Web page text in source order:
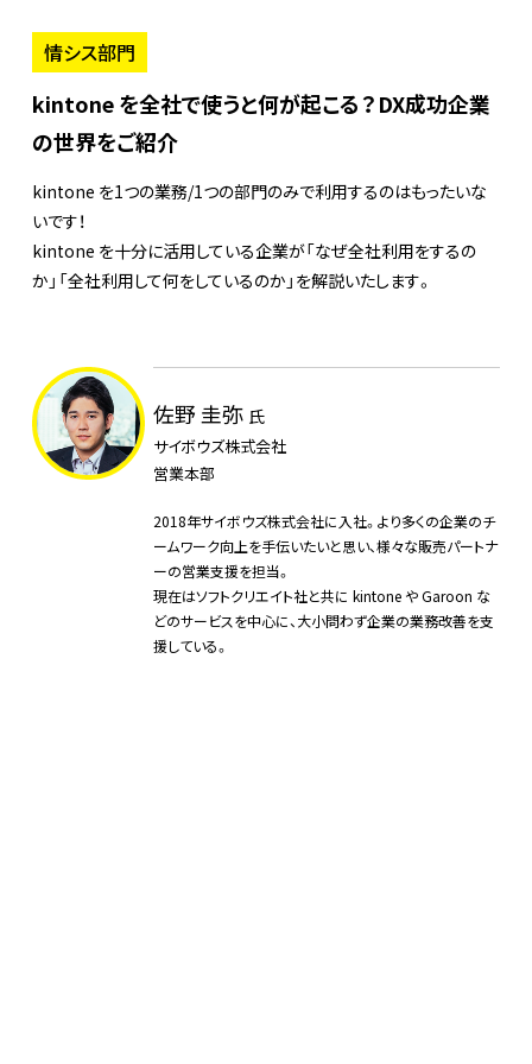
情シス部門
kintone を全社で使うと何が起こる？DX成功企業
の世界をご紹介
kintone を1つの業務/1つの部門のみで利用するのはもったいな
いです！
kintone を十分に活用している企業が「なぜ全社利用をするの
か」「全社利用して何をしているのか」を解説いたします。
佐野 圭弥 氏
サイボウズ株式会社
営業本部
2018年サイボウズ株式会社に入社。より多くの企業のチ
ームワーク向上を手伝いたいと思い、様々な販売パートナ
ーの営業支援を担当。
現在はソフトクリエイト社と共に kintone や Garoon な
どのサービスを中心に、大小問わず企業の業務改善を支
援している。